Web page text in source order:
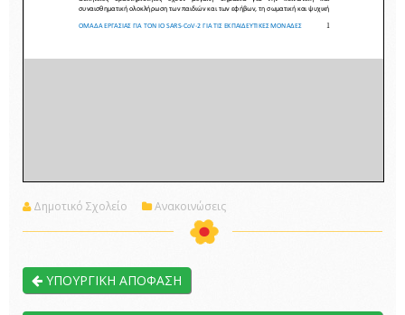
Δημοτικό Σχολείο Ανακοινώσεις
ΥΠΟΥΡΓΙΚΗ ΑΠΟΦΑΣΗ